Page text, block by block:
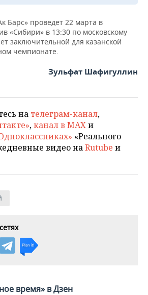
Барс» проведет 22 марта в
«Сибири» в 13:30 по московскому
заключительной для казанской
чемпионате.
Зульфат Шафигуллин
на телеграм-канал,
,канал в MAXи
«Реального
видео наRutube и
время» в Дзен